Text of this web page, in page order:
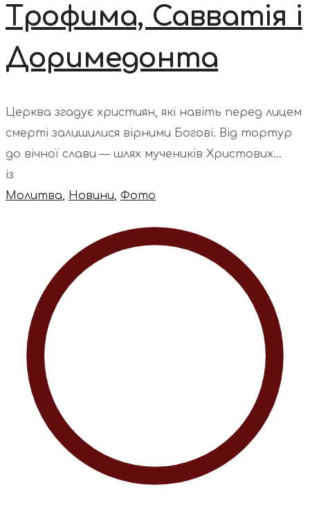
Трофима, Савватія і
Доримедонта
Церква згадує християн, які навіть перед лицем
смерті залишилися вірними Богові. Від тортур
до вічної слави — шлях мучеників Христових...
із
Молитва, Новини, Фото